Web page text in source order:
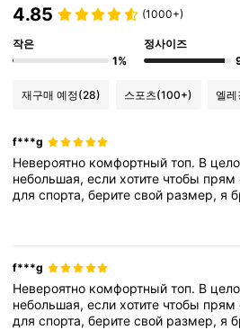
4.85 (1000+)
작은
1%
정사이즈
재구매 예정(28) 스포츠(100+) 엘레
f***g
Невероятно комфортныйтоп. В
небольшая,еслихотите чтобы прям
дляспорта,беритесвой размер, я
f***g
Невероятно комфортныйтоп. В
небольшая,еслихотите чтобы прям
дляспорта,беритесвой размер, я